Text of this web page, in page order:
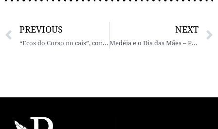
PREVIOUS
“Ecos do Corso no cais”, conto de Flávio Viegas Amoreira
NEXT
Medéia e o Dia das Mães – Por Céllus